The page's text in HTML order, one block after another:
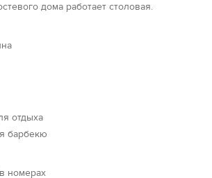
дома работает столовая.
отдыха
барбекю
номерах